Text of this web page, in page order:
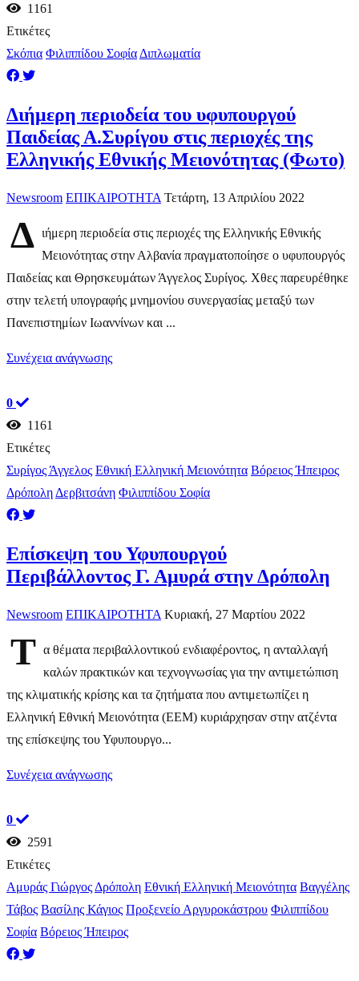
1161
Ετικέτες
Σκόπια Φιλιππίδου Σοφία Διπλωματία
Διήμερη περιοδεία του υφυπουργού
Παιδείας Α.Συρίγου στις περιοχές της
Ελληνικής Εθνικής Μειονότητας (Φωτο)
Newsroom ΕΠΙΚΑΙΡΟΤΗΤΑ Τετάρτη, 13 Απριλίου 2022
Δ ιήμερη περιοδεία στις περιοχές της Ελληνικής Εθνικής
Μειονότητας στην Αλβανία πραγματοποίησε ο υφυπουργός
Παιδείας και Θρησκευμάτων Άγγελος Συρίγος. Χθες παρευρέθηκε
στην τελετή υπογραφής μνημονίου συνεργασίας μεταξύ των
Πανεπιστημίων Ιωαννίνων και ...
Συνέχεια ανάγνωσης
0
1161
Ετικέτες
Συρίγος Άγγελος Εθνική Ελληνική Μειονότητα Βόρειος Ήπειρος
Δρόπολη Δερβιτσάνη Φιλιππίδου Σοφία
Επίσκεψη του Υφυπουργού
Περιβάλλοντος Γ. Αμυρά στην Δρόπολη
Newsroom ΕΠΙΚΑΙΡΟΤΗΤΑ Κυριακή, 27 Μαρτίου 2022
Τ α θέματα περιβαλλοντικού ενδιαφέροντος, η ανταλλαγή
καλών πρακτικών και τεχνογνωσίας για την αντιμετώπιση
της κλιματικής κρίσης και τα ζητήματα που αντιμετωπίζει η
Ελληνική Εθνική Μειονότητα (ΕΕΜ) κυριάρχησαν στην ατζέντα
της επίσκεψης του Υφυπουργο...
Συνέχεια ανάγνωσης
0
2591
Ετικέτες
Αμυράς Γιώργος Δρόπολη Εθνική Ελληνική Μειονότητα Βαγγέλης
Τάβος Βασίλης Κάγιος Προξενείο Αργυροκάστρου Φιλιππίδου
Σοφία Βόρειος Ήπειρος